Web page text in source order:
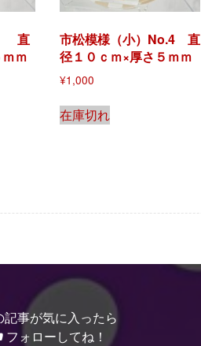
直
ｍ
市松模様（小）No.4 直
径１０ｃｍ×厚さ５ｍｍ
¥1,000
在庫切れ
記事が気に入ったら
フォローしてね！